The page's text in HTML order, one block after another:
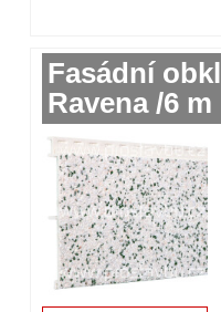
Fasádní
Ravena /6